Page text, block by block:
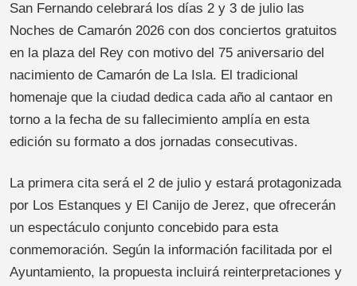
San Fernando celebrará los días 2 y 3 de julio las
Noches de Camarón 2026 con dos conciertos gratuitos
en la plaza del Rey con motivo del 75 aniversario del
nacimiento de Camarón de La Isla. El tradicional
homenaje que la ciudad dedica cada año al cantaor en
torno a la fecha de su fallecimiento amplía en esta
edición su formato a dos jornadas consecutivas.
La primera cita será el 2 de julio y estará protagonizada
por Los Estanques y El Canijo de Jerez, que ofrecerán
un espectáculo conjunto concebido para esta
conmemoración. Según la información facilitada por el
Ayuntamiento, la propuesta incluirá reinterpretaciones y